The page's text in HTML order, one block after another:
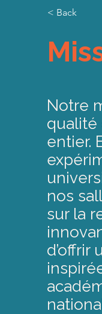
< Back
Notre
qualité
entier.
nos
sur la